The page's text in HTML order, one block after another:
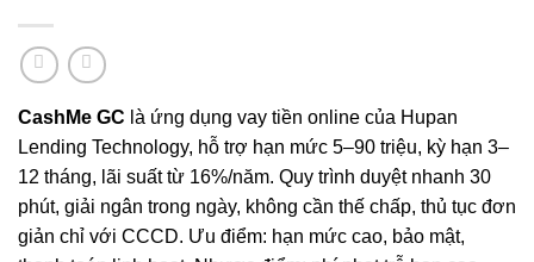
CashMe GC là ứng dụng vay tiền online của Hupan
Lending Technology, hỗ trợ hạn mức 5–90 triệu, kỳ hạn 3–
12 tháng, lãi suất từ 16%/năm. Quy trình duyệt nhanh 30
phút, giải ngân trong ngày, không cần thế chấp, thủ tục đơn
giản chỉ với CCCD. Ưu điểm: hạn mức cao, bảo mật,